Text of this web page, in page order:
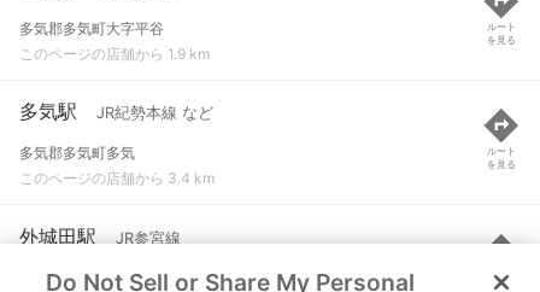
多気郡多気町大字平谷
このページの店舗から 1.9 km
ルート
を見る
多気駅 JR紀勢本線 など
多気郡多気町多気
このページの店舗から 3.4 km
ルート
を見る
外城田駅 JR参宮線
多気郡多気町大字土羽
ルート
を見る
Do Not Sell or Share My Personal